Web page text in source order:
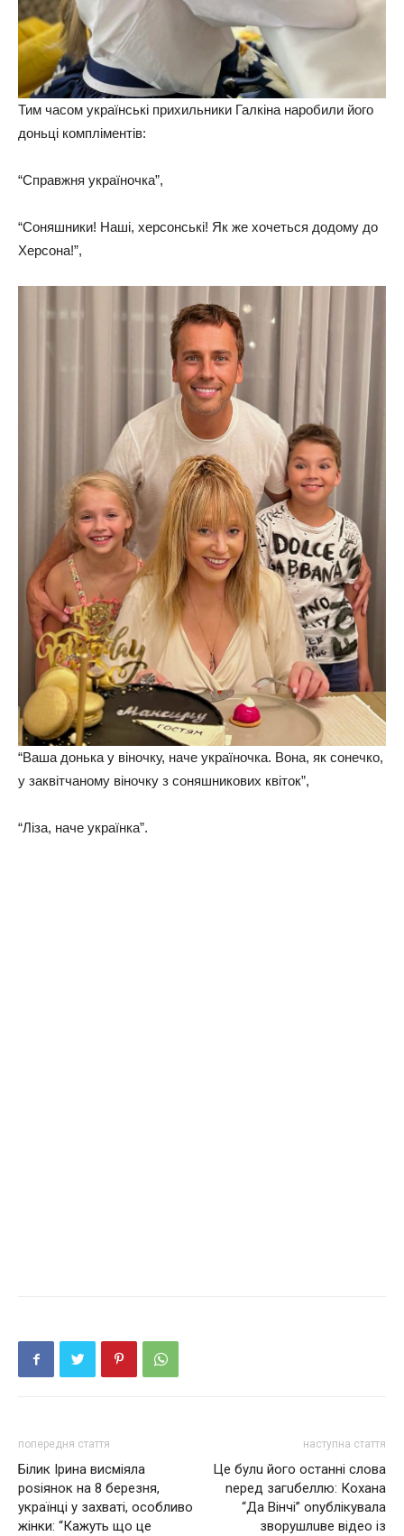
Тим часом українські прихильники Галкіна наробили його
доньці компліментів:
“Справжня україночка”,
“Соняшники! Наші, херсонські! Як же хочеться додому до
Херсона!”,
“Ваша донька у віночку, наче україночка. Вона, як сонечко,
у заквітчаному віночку з соняшникових квіток”,
“Ліза, наче українка”.
попередня стаття
Білик Ірина висміяла
роsіянок на 8 березня,
українці у захваті, особливо
жінки: “Кажуть що це
наступна стаття
Це булu його останні слова
nеред загuбеллю: Кохана
“Дa Вiнчі” оnублікувала
зворушлuве відео із